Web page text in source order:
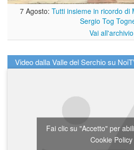
7 Agosto: Tutti insieme in ricordo di
Sergio Tog
Vai all'archivio
Video dalla Valle del Serchio su
Fai clic su "Accetto" per
Cookie Policy